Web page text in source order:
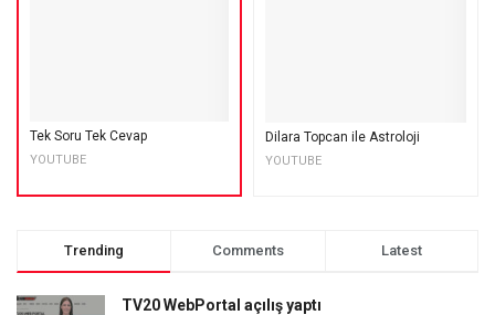
Tek Soru Tek Cevap
YOUTUBE
Dilara Topcan ile Astroloji
YOUTUBE
Trending Comments Latest
TV20 WebPortal açılış yaptı